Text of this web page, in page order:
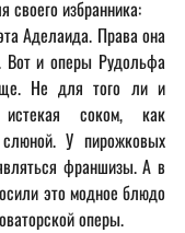
своего избранника:
Аделаида. Права она
Вот и оперы Рудольфа
Не для того ли и
соком, как
У пирожковых
франшизы. А в
это модное блюдо
оперы.